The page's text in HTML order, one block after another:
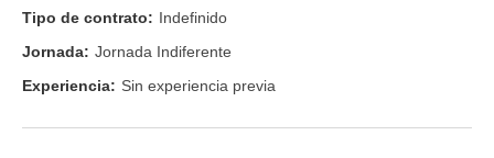
Tipo de contrato: Indefinido
Jornada: Jornada Indiferente
Experiencia: Sin experiencia previa